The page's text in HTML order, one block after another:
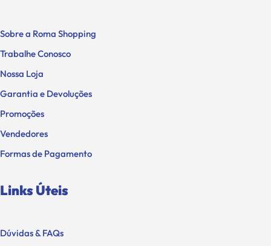
Sobre a Roma Shopping
Trabalhe Conosco
Nossa Loja
Garantia e Devoluções
Promoções
Vendedores
Formas de Pagamento
Links Úteis
Dúvidas & FAQs